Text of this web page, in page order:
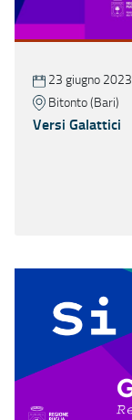
23 giugno 2023
Bitonto (Bari)
Versi Galattici